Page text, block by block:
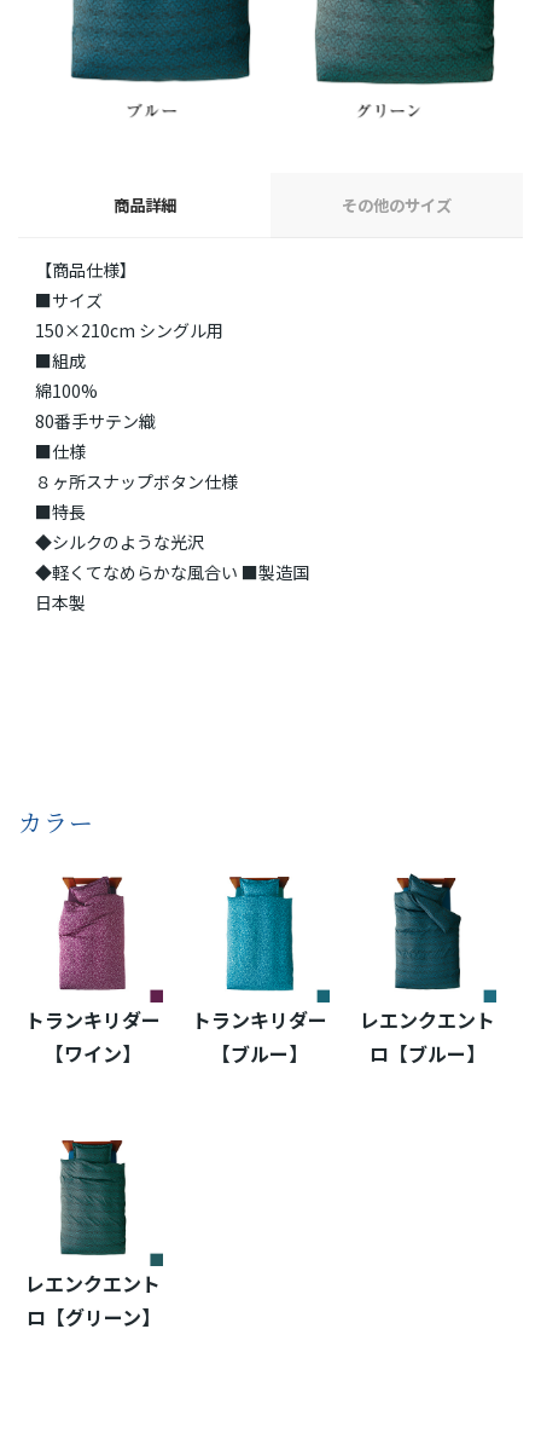
商品詳細 その他のサイズ
【商品仕様】
■サイズ
150×210cm シングル用
■組成
綿100%
80番手サテン織
■仕様
８ヶ所スナップボタン仕様
■特長
◆シルクのような光沢
◆軽くてなめらかな風合い ■製造国
日本製
カラー
トランキリダー
【ワイン】
トランキリダー
【ブルー】
レエンクエント
ロ【ブルー】
レエンクエント
ロ【グリーン】